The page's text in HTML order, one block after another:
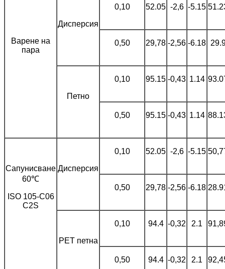
Варене на
пара
Дисперсия
0,10 52.05 -2,6 -5.15
0,50 29,78 -2,56 -6.18
Петно
0,10 95.15 -0,43 1.14
0,50 95.15 -0,43 1.14
Сапунисване
60℃
ISO 105-C06
C2S
Дисперсия
0,10 52.05 -2,6 -5.15
0,50 29,78 -2,56 -6.18
PET петна
0,10 94.4 -0,32 2.1
0,50 94.4 -0,32 2.1